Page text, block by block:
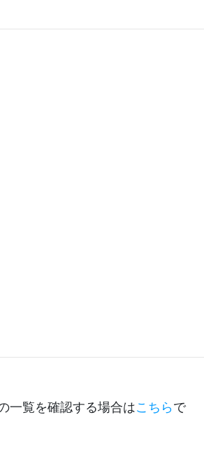
一覧を確認する場合はこちらで